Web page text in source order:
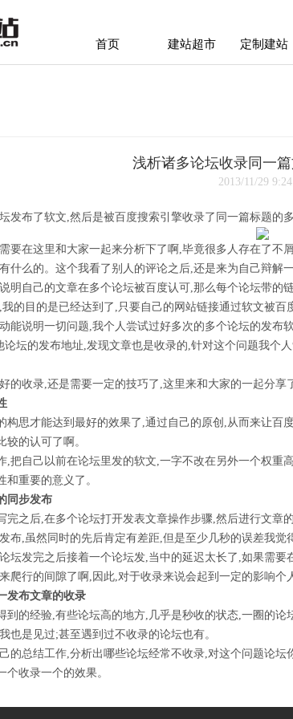
定制建站
定制建站
建站超市
建站超市
首页
首页
浅析诸多论坛收录同一
2013/11/29
发布了软文,然后是被百度搜索引擎收录了同一篇标题的
要在这里和大家一起来分析下了啊,毕竟很多人存在了
什么的。这个我看了别人的评论之后,还是来为自己辩解
明自己的文章在多个论坛被百度认可,那么每个论坛带
的目的是已经达到了,只要自己的网站链接通过软文被百
能说明一切问题,我个人尝试过好多次的多个论坛的发
坛的发布地址,发现文章也是收录的,针对这个问题我个
的收录,还是需要一定的技巧了,这里来和大家的一起分享
构思才能达到最好的效果了,通过自己的原创,从而来让
较的认可了啊。
,把自己以前在论坛里发的软文,一字不改在另外一个权
重要的意义了。
同步发布
完之后,在多个论坛打开发表文章操作步骤,然后进行文
布,虽然同时的先后肯定有差距,但是至少几秒的误差我觉
坛发完之后接着一个论坛发,当中的延迟太长了,如果需
爬行的间隙了啊,因此,对于收录来说会起到一定的影响个
发布文章的收录
到的经验,有些论坛高的地方,几乎是秒收的状态,一圈的
也是见过;甚至遇到过不收录的论坛也有。
的总结工作,分析出哪些论坛经常不收录,对这个问题论
收录一个的效果。